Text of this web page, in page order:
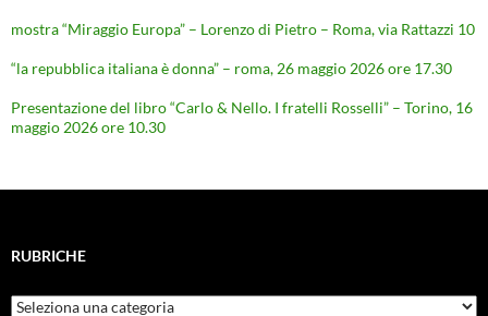
mostra “Miraggio Europa” – Lorenzo di Pietro – Roma, via Rattazzi 10
“la repubblica italiana è donna” – roma, 26 maggio 2026 ore 17.30
Presentazione del libro “Carlo & Nello. I fratelli Rosselli” – Torino, 16
maggio 2026 ore 10.30
RUBRICHE
Rubriche